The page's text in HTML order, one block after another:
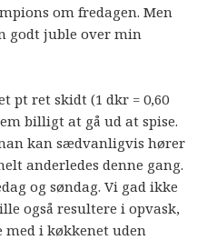
om fredagen. Men
godt juble over min
pt ret skidt (1 dkr = 0,60
billigt at gå ud at spise.
kan sædvanligvis hører
anderledes denne gang.
og søndag. Vi gad ikke
også resultere i opvask,
med i køkkenet uden